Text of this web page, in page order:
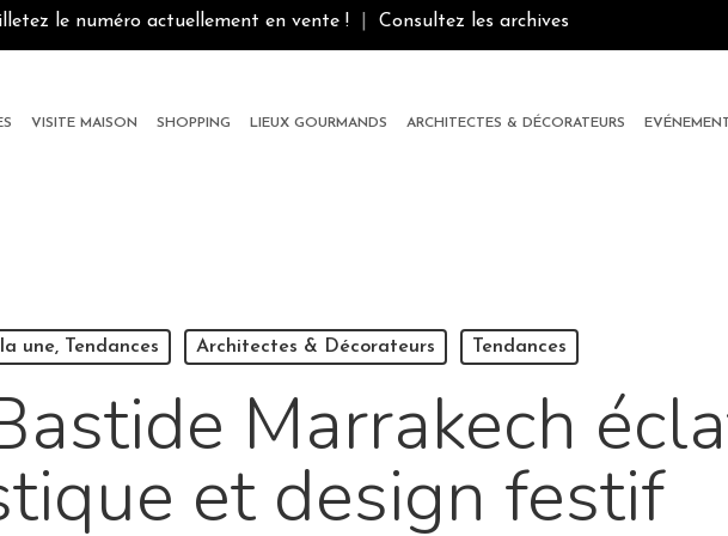
le numéro actuellement en vente ! Consultez les archives
VISITE MAISON SHOPPING LIEUX GOURMANDS ARCHITECTES & DÉCORATEURS
une, Tendances Architectes & Décorateurs Tendances
Marrakech
et design festif